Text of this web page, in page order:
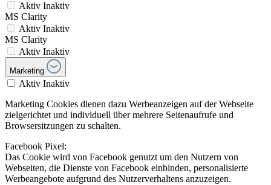
Aktiv Inaktiv
MS Clarity
Aktiv Inaktiv
MS Clarity
Aktiv Inaktiv
Marketing
Aktiv Inaktiv
Marketing Cookies dienen dazu Werbeanzeigen auf der Webseite
zielgerichtet und individuell über mehrere Seitenaufrufe und
Browsersitzungen zu schalten.
Facebook Pixel:
Das Cookie wird von Facebook genutzt um den Nutzern von
Webseiten, die Dienste von Facebook einbinden, personalisierte
Werbeangebote aufgrund des Nutzerverhaltens anzuzeigen.